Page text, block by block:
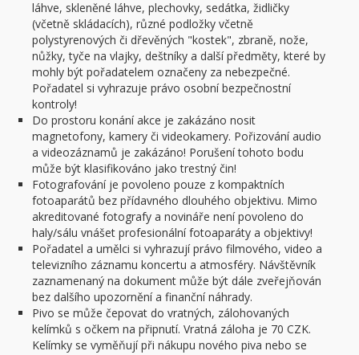
láhve, skleněné láhve, plechovky, sedátka, židličky
(včetně skládacích), různé podložky včetně
polystyrenových či dřevěných "kostek", zbraně, nože,
nůžky, tyče na vlajky, deštníky a další předměty, které by
mohly být pořadatelem označeny za nebezpečné.
Pořadatel si vyhrazuje právo osobní bezpečnostní
kontroly!
Do prostoru konání akce je zakázáno nosit
magnetofony, kamery či videokamery. Pořizování audio
a videozáznamů je zakázáno! Porušení tohoto bodu
může být klasifikováno jako trestný čin!
Fotografování je povoleno pouze z kompaktních
fotoaparátů bez přídavného dlouhého objektivu. Mimo
akreditované fotografy a novináře není povoleno do
haly/sálu vnášet profesionální fotoaparáty a objektivy!
Pořadatel a umělci si vyhrazují právo filmového, video a
televizního záznamu koncertu a atmosféry. Návštěvník
zaznamenaný na dokument může být dále zveřejňován
bez dalšího upozornění a finanční náhrady.
Pivo se může čepovat do vratných, zálohovaných
kelímků s očkem na připnutí. Vratná záloha je 70 CZK.
Kelímky se vyměňují při nákupu nového piva nebo se